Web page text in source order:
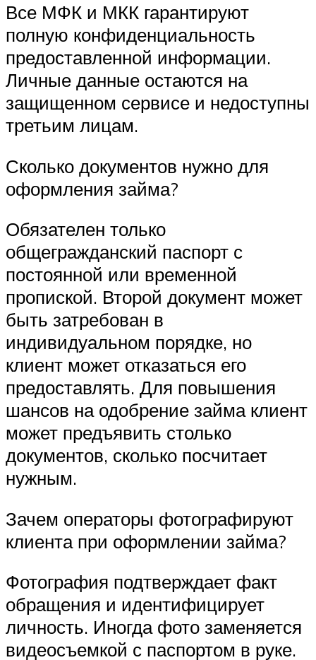
Все МФК и МКК гарантируют
полную конфиденциальность
предоставленной информации.
Личные данные остаются на
защищенном сервисе и недоступны
третьим лицам.
Сколько документов нужно для
оформления займа?
Обязателен только
общегражданский паспорт с
постоянной или временной
пропиской. Второй документ может
быть затребован в
индивидуальном порядке, но
клиент может отказаться его
предоставлять. Для повышения
шансов на одобрение займа клиент
может предъявить столько
документов, сколько посчитает
нужным.
Зачем операторы фотографируют
клиента при оформлении займа?
Фотография подтверждает факт
обращения и идентифицирует
личность. Иногда фото заменяется
видеосъемкой с паспортом в руке.